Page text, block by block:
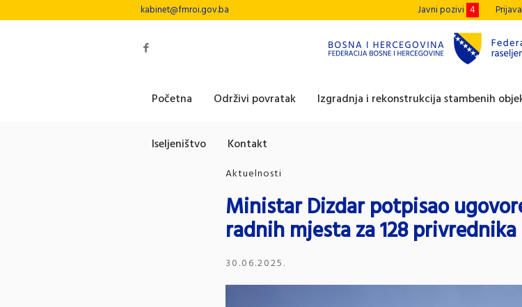
Javni pozivi 4
kabinet@fmroi.gov.ba
Početna Održivi povratak Izgradnja i rekonstrukcija stambenih
Iseljeništvo Kontakt
Aktuelnosti
Ministar Dizdar potpisao
radnih mjesta za 128
30.06.2025.